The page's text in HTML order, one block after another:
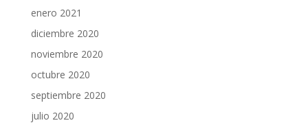
enero 2021
diciembre 2020
noviembre 2020
octubre 2020
septiembre 2020
julio 2020